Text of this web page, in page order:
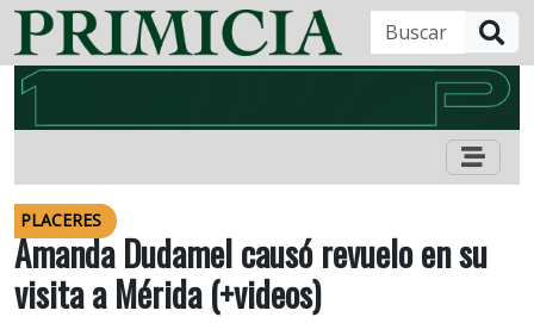
PLACERES
Amanda Dudamel causó revuelo en su
visita a Mérida (+videos)